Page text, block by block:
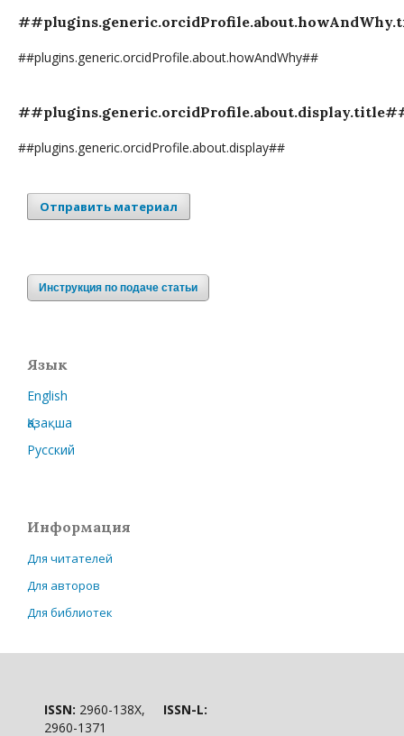
##plugins.generic.orcidProfile.about.howAndWhy##
##plugins.generic.orcidProfile.about.display##
Отправить материал
Инструкция по подаче статьи
Язык
English
Қазақша
Русский
Информация
Для читателей
Для авторов
Для библиотек
ISSN: 2960-138X, ISSN-L:
2960-1371